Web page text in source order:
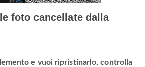
foto cancellate dalla
e vuoi ripristinarlo, controlla